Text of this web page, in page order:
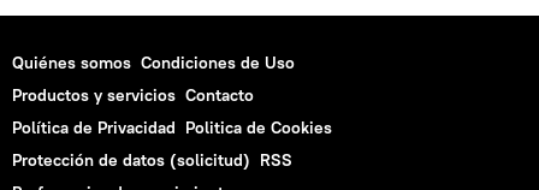
Quiénes somos Condiciones de Uso
Productos y servicios Contacto
Política de Privacidad Politica de Cookies
Protección de datos (solicitud) RSS